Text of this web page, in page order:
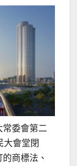
常委會第二
大會堂閉
商標法、